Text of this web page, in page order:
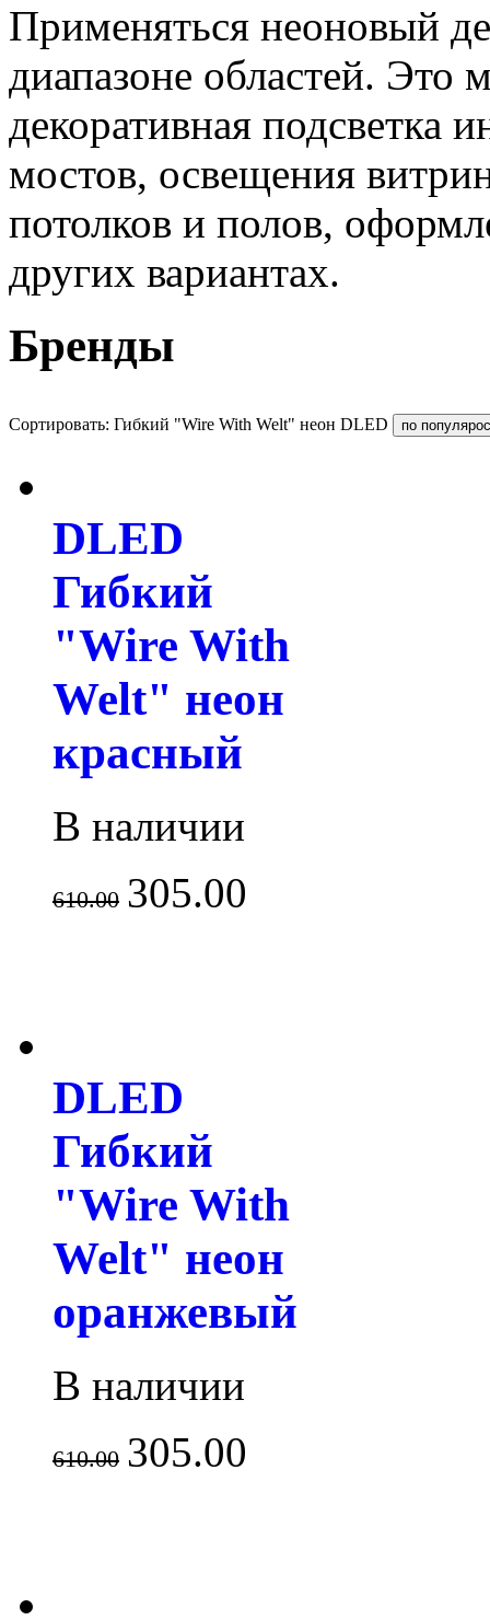
Применяться неоновый
диапазоне областей. Это
декоративная подсветка
мостов, освещения
потолков и полов,
других вариантах.
Бренды
Сортировать: Гибкий "Wire With Welt" неон DLED
DLED
Гибкий
"Wire With
Welt" неон
красный
В наличии
610.00 305.00
DLED
Гибкий
"Wire With
Welt" неон
оранжевый
В наличии
610.00 305.00